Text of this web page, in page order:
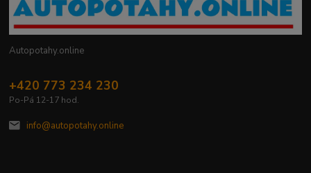
Autopotahy.online
+420 773 234 230
Po-Pá 12-17 hod.
info@autopotahy.online